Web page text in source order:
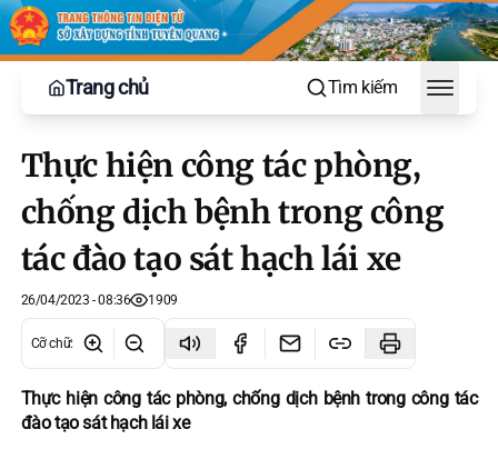
Trang chủ Tìm kiếm
Toggle
Thực hiện công tác phòng,
chống dịch bệnh trong công
tác đào tạo sát hạch lái xe
26/04/2023 - 08:36 1909
Cỡ chữ:
Thực hiện công tác phòng, chống dịch bệnh trong công tác
đào tạo sát hạch lái xe